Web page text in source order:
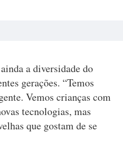
a diversidade do
gerações. “Temos
Vemos crianças com
tecnologias, mas
que gostam de se